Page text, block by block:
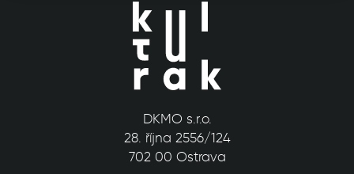
DKMO s.r.o.
28. října 2556/124
702 00 Ostrava